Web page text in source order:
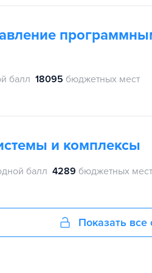
балл 18095 бюджетных мест
и комплексы
балл 4289 бюджетных мест
Показать все